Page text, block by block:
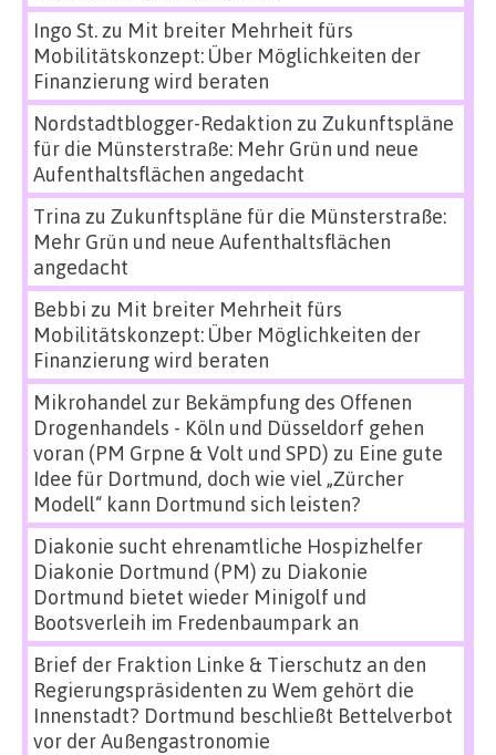
Ingo St.zu Mit breiter Mehrheit fürs
Mobilitätskonzept: Über Möglichkeiten der
Finanzierung wird beraten
Nordstadtblogger-Redaktion zu Zukunftspläne
für die Münsterstraße: Mehr Grün und neue
Aufenthaltsflächen angedacht
Trina zu Zukunftspläne für die Münsterstraße:
Mehr Grün und neue Aufenthaltsflächen
angedacht
Bebbi zu Mit breiter Mehrheit fürs
Mobilitätskonzept: Über Möglichkeiten der
Finanzierung wird beraten
Mikrohandel zur Bekämpfung des Offenen
Drogenhandels - Köln und Düsseldorf gehen
voran (PM Grpne & Volt und SPD) zu Eine gute
Idee für Dortmund, doch wie viel „Zürcher
Modell“ kann Dortmund sich leisten?
Diakonie sucht ehrenamtliche Hospizhelfer
Diakonie Dortmund (PM) zu Diakonie
Dortmund bietet wieder Minigolf und
Bootsverleih im Fredenbaumpark an
Brief der Fraktion Linke & Tierschutz an den
Regierungspräsidenten zu Wem gehört die
Innenstadt? Dortmund beschließt Bettelverbot
vor der Außengastronomie